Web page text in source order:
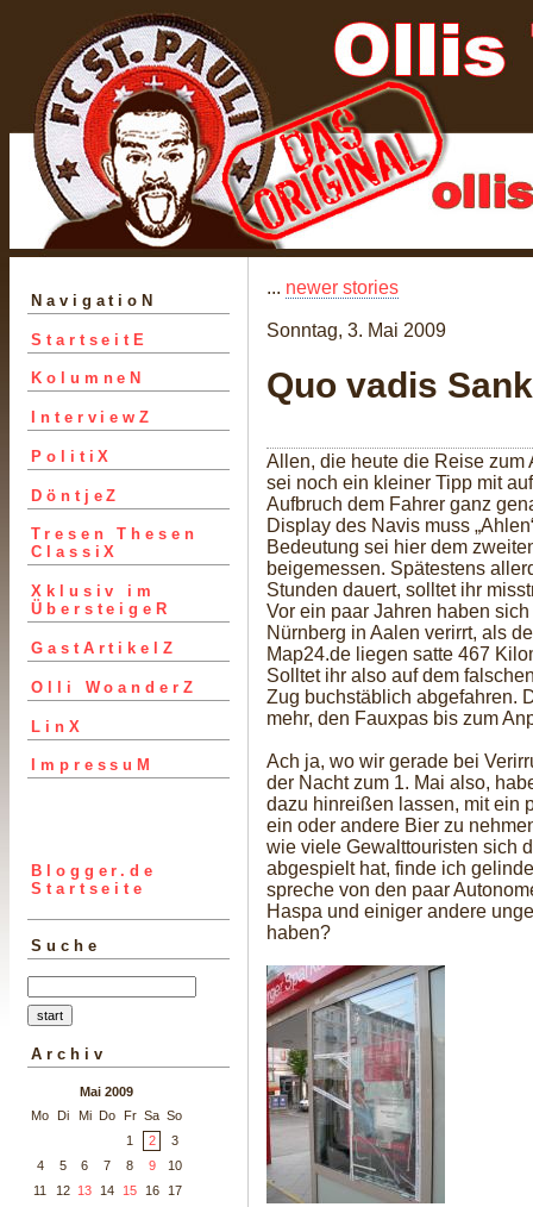
NavigatioN
StartseitE
KolumneN
InterviewZ
PolitiX
DöntjeZ
Tresen Thesen
ClassiX
Xklusiv im
ÜbersteigeR
GastArtikelZ
Olli WoanderZ
LinX
ImpressuM
Blogger.de
Startseite
Suche
Archiv
Mai 2009
Mo
Di Mi Do Fr Sa So
1
2
3
4
5 6 7 8 9
10
11
12 13 14 15 16
17
... newer stories
Sonntag, 3. Mai 2009
Quo vadis
Allen, die heute die Reise zum
sei noch ein kleiner Tipp mit
Aufbruch dem Fahrer ganz
Display des Navis muss
Bedeutung sei hier dem
beigemessen. Spätestens
Stunden dauert, solltet ihr
Vor ein paar Jahren haben
Nürnberg in Aalen verirrt, als
Map24.de liegen satte 467
Solltet ihr also auf dem
Zug buchstäblich abgefahren.
mehr, den Fauxpas bis zum
Ach ja, wo wir gerade bei
der Nacht zum 1. Mai also,
dazu hinreißen lassen, mit ein
ein oder andere Bier zu
wie viele Gewalttouristen sich
abgespielt hat, finde ich
spreche von den paar
Haspa und einiger andere
haben?